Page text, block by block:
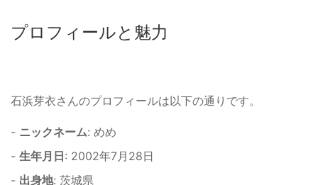
プロフィールと魅力
石浜芽衣さんのプロフィールは以下の通りです。
- ニックネーム: めめ
- 生年月日 : 2002年7月28日
- 出身地: 茨城県